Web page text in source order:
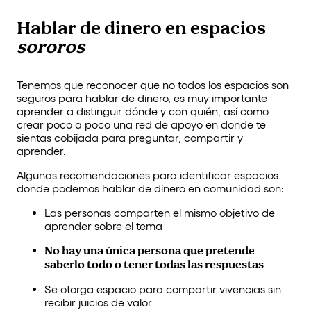
Hablar de dinero en espacios
sororos
Tenemos que reconocer que no todos los espacios son
seguros para hablar de dinero, es muy importante
aprender a distinguir dónde y con quién, así como
crear poco a poco una red de apoyo en donde te
sientas cobijada para preguntar, compartir y
aprender.
Algunas recomendaciones para identificar espacios
donde podemos hablar de dinero en comunidad son:
Las personas comparten el mismo objetivo de
aprender sobre el tema
No hay una única persona que pretende
saberlo todo o tener todas las respuestas
Se otorga espacio para compartir vivencias sin
recibir juicios de valor